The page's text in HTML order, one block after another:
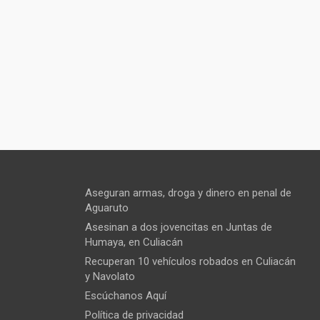
Aseguran armas, droga y dinero en penal de
Aguaruto
Asesinan a dos jovencitas en Juntas de
Humaya, en Culiacán
Recuperan 10 vehículos robados en Culiacán
y Navolato
Escúchanos Aquí
Política de privacidad